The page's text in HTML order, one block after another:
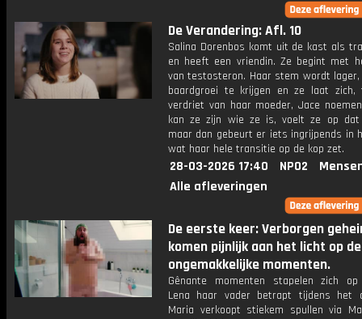
De Verandering: Afl. 10
Salina Dorenbos komt uit de kast als
en heeft een vriendin. Ze begint met
van testosteron. Haar stem wordt
baardgroei te krijgen en ze laat
verdriet van haar moeder, Jace
kan ze zijn wie ze is, voelt ze op dat
maar dan gebeurt er iets ingrijpends in
wat haar hele transitie op de kop zet.
28-03-2026 17:40 NPO2
Alle afleveringen
De eerste keer: Verborgen
komen pijnlijk aan het licht op
ongemakkelijke momenten.
Gênante momenten stapelen zich op
Lena haar vader betrapt tijdens het
Maria verkoopt stiekem spullen via